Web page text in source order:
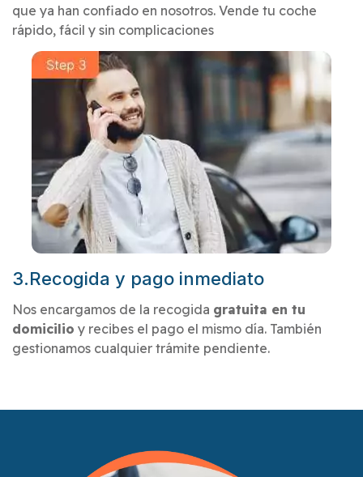
que ya han confiado en nosotros. Vende tu coche
rápido, fácil y sin complicaciones
3.Recogida y pago inmediato
Nos encargamos de la recogida gratuita en tu
domicilio y recibes el pago el mismo día. También
gestionamos cualquier trámite pendiente.